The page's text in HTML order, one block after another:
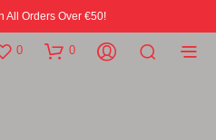
All Orders Over €50!
0 0